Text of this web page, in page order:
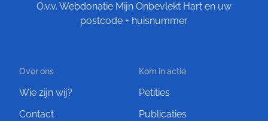
O.v.v. Webdonatie Mijn Onbevlekt Hart en uw
postcode + huisnummer
Over ons
Wie zijn wij?
Contact
Kom in actie
Petities
Publicaties